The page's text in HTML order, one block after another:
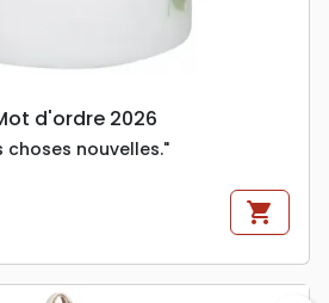
d'ordre 2026
choses nouvelles."
shopping_cart